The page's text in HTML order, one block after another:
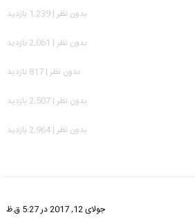
بدون نظر | 1,239 بازدید
بدون نظر | 2,061 بازدید
بدون نظر | 817 بازدید
بدون نظر | 2,507 بازدید
بدون نظر | 2,964 بازدید
جولای 12, 2017 در 5:27 ق.ظ